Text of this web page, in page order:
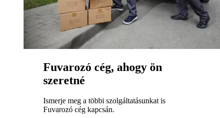
Fuvarozó cég, ahogy ön
szeretné
Ismerje meg a többi szolgáltatásunkat is
Fuvarozó cég kapcsán.